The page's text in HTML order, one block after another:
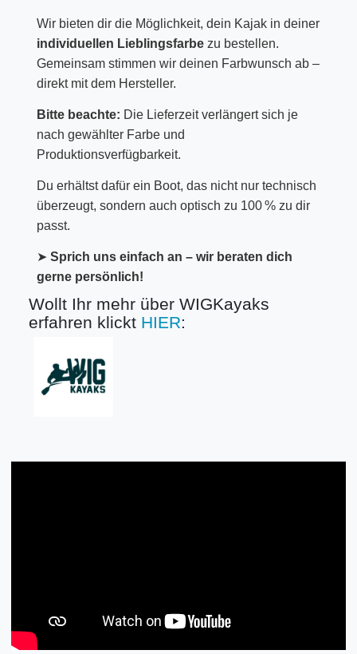
Wir bieten dir die Möglichkeit, dein Kajak in deiner
individuellen Lieblingsfarbe zu bestellen.
Gemeinsam stimmen wir deinen Farbwunsch ab –
direkt mit dem Hersteller.
Bitte beachte: Die Lieferzeit verlängert sich je
nach gewählter Farbe und
Produktionsverfügbarkeit.
Du erhältst dafür ein Boot, das nicht nur technisch
überzeugt, sondern auch optisch zu 100 % zu dir
passt.
➤ Sprich uns einfach an – wir beraten dich
gerne persönlich!
Wollt Ihr mehr über WIGKayaks
erfahren klickt HIER: